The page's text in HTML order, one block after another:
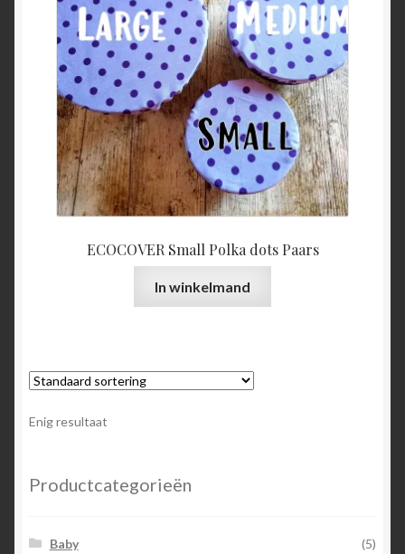
ECOCOVER Small Polka dots Paars
In winkelmand
Enig resultaat
Productcategorieën
Baby
(5)